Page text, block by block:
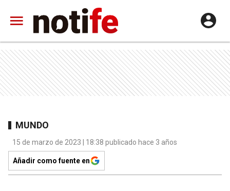
MUNDO
15 de marzo de 2023 | 18:38 publicado hace 3 años
Añadir como fuente en